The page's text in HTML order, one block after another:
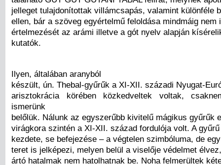
jelleget tulajdonítottak villámcsapás, valamint különféle
ellen, bár a szöveg egyértelmű feloldása mindmáig nem
értelmezését az arámi illetve a gót nyelv alapján
kutatók.
Ilyen, általában aranyból
készült, ún. Thebal-gyűrűk a XI-XII. századi Nyugat-
arisztokrácia körében közkedveltek voltak,
ismerünk
belőlük. Nálunk az egyszerűbb kivitelű mágikus gyűrűk
virágkora szintén a XI-XII. század fordulója volt. A
kezdete, se befejezése – a végtelen szimbóluma, de
teret is jelképezi, melyen belül a viselője védelmet
ártó hatalmak nem hatolhatnak be. Noha felmerültek